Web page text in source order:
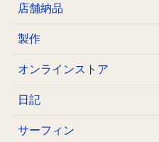
店舗納品
製作
オンラインストア
日記
サーフィン